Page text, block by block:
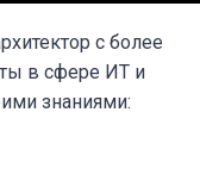
с более
в сфере ИТ и
знаниями: